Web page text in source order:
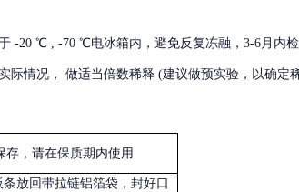
-20 ℃ , -70 ℃电冰箱内，避免反复冻融，3-6月内检
际情况， 做适当倍数稀释 (建议做预实验，以确定
存，请在保质期内使用
放回带拉链铝箔袋，封好口